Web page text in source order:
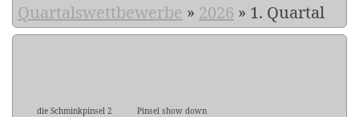
Quartalswettbewerbe » 2026 » 1. Quartal
die Schminkpinsel 2
Pinsel show down